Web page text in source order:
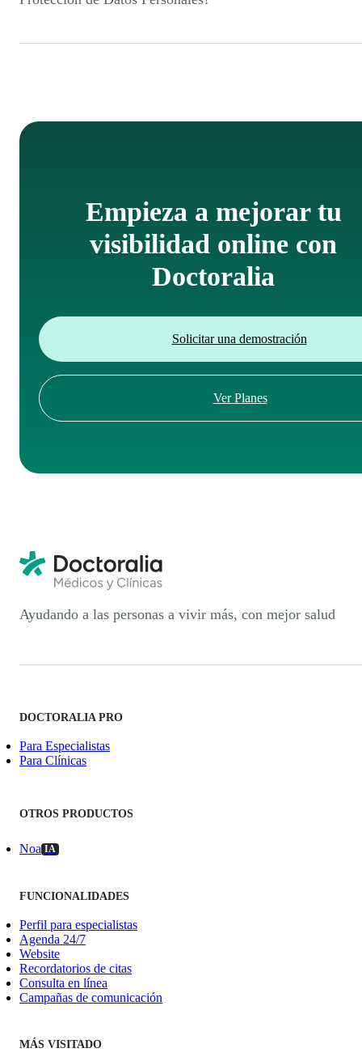
Sí, todos nuestros servicios y herramientas cumplen con
27001, el estándar global en seguridad de datos.
Empieza a mejorar tu
visibilidad online con
Doctoralia
Solicitar una demostración
Ver Planes
Ayudando a las personas a vivir más, con mejor salud
DOCTORALIA PRO
Para Especialistas
Para Clínicas
OTROS PRODUCTOS
Noa IA
FUNCIONALIDADES
Perfil para especialistas
Agenda 24/7
Website
Recordatorios de citas
Consulta en línea
Campañas de comunicación
MÁS VISITADO